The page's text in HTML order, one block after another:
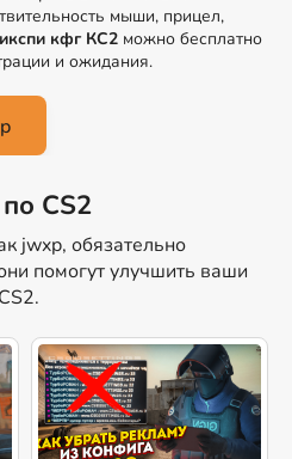
мыши, прицел,
кфг КС2 можно бесплатно
и ожидания.
CS2
jwxp, обязательно
помогут улучшить ваши